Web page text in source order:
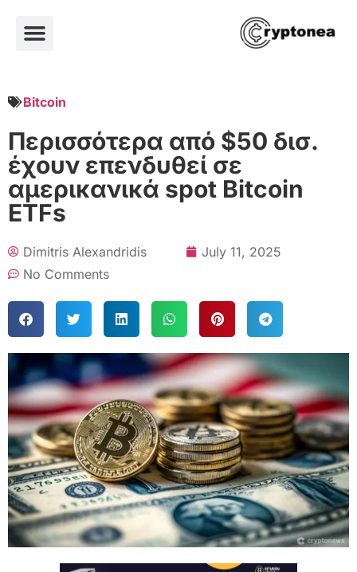
Bitcoin
Περισσότερα από $50 δισ.
έχουν επενδυθεί σε
αμερικανικά spot Bitcoin
ETFs
Dimitris Alexandridis
July 11, 2025
No Comments